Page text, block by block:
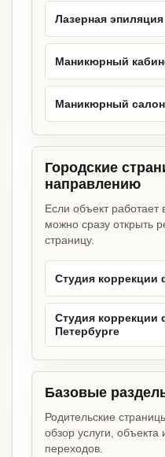
Лазерная эпиляция
Маникюрный
Маникюрный салон
Городские
направлению
Если объект работает
можно сразу открыть
страницу.
Студия
Студия коррекции
Петербурге
Базовые
Родительские
обзор услуги,
переходов.